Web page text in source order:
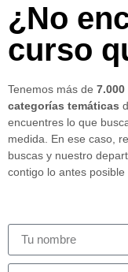
¿No
curso
Tenemos más de
categorías temáticas
encuentres lo que
medida. En ese caso,
buscas y nuestro
contigo lo antes posible